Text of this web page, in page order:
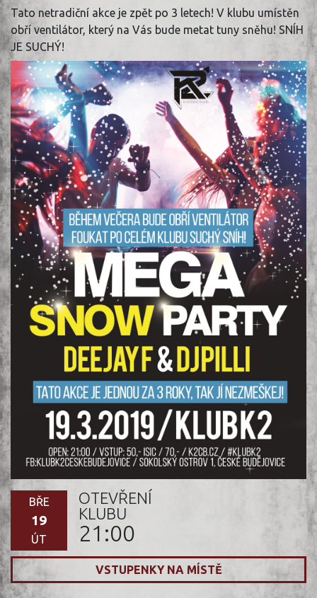
Tato netradiční akce je zpět po 3 letech! V klubu umístěn
obří ventilátor, který na Vás bude metat tuny sněhu! SNÍH
JE SUCHÝ!
BŘE
19
ÚT
OTEVŘENÍ
KLUBU
21:00
VSTUPENKY NA MÍSTĚ